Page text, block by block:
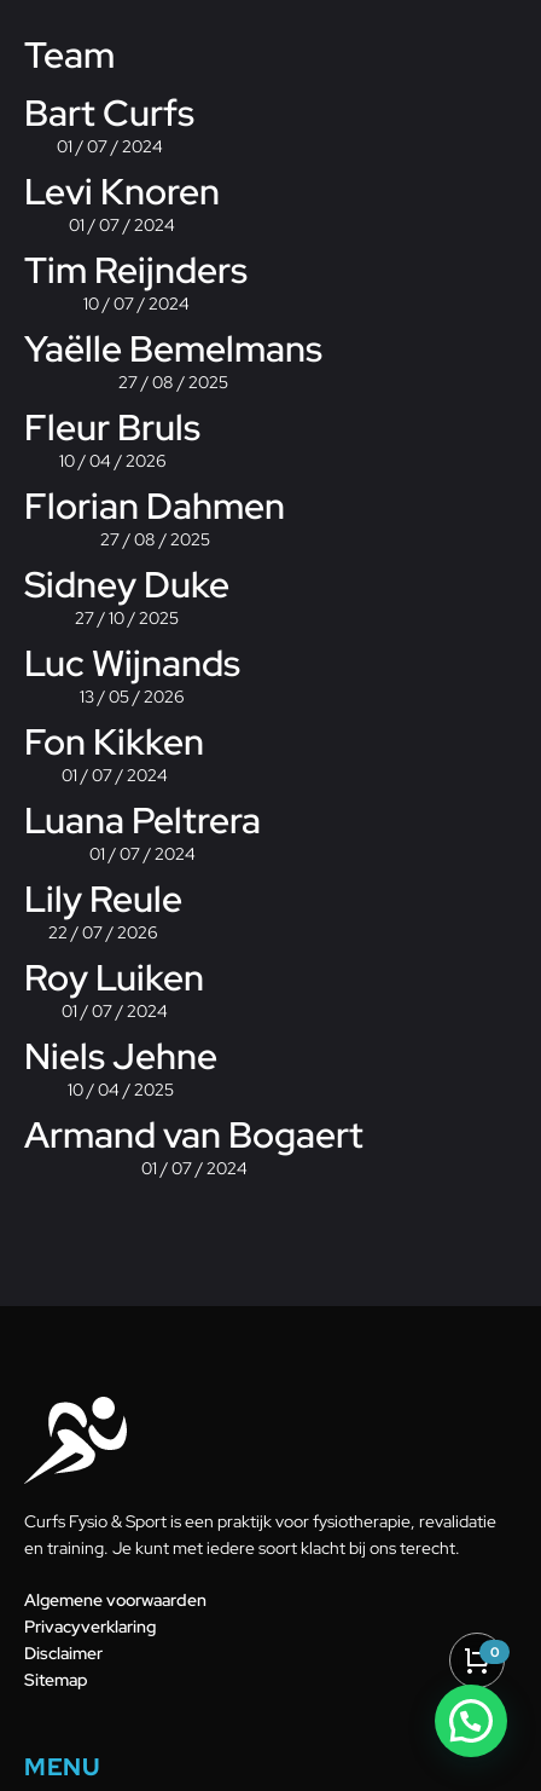
0
Team
Bart Curfs
01 / 07 / 2024
Levi Knoren
01 / 07 / 2024
Tim Reijnders
10 / 07 / 2024
Yaëlle Bemelmans
27 / 08 / 2025
Fleur Bruls
10 / 04 / 2026
Florian Dahmen
27 / 08 / 2025
Sidney Duke
27 / 10 / 2025
Luc Wijnands
13 / 05 / 2026
Fon Kikken
01 / 07 / 2024
Luana Peltrera
01 / 07 / 2024
Lily Reule
22 / 07 / 2026
Roy Luiken
01 / 07 / 2024
Niels Jehne
10 / 04 / 2025
Armand van Bogaert
01 / 07 / 2024
Curfs Fysio & Sport is een praktijk voor fysiotherapie, revalidatie
en training. Je kunt met iedere soort klacht bij ons terecht.
Algemene voorwaarden
Privacyverklaring
Disclaimer
Sitemap
MENU